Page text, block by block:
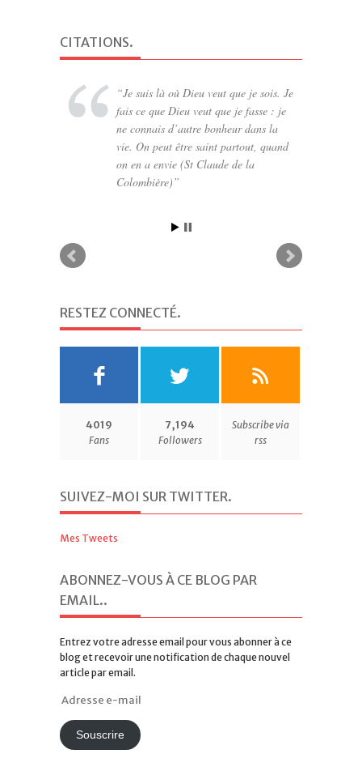
CITATIONS.
Je suis là où Dieu veut que je sois. Je
fais ce que Dieu veut que je fasse : je
ne connais d’autre bonheur dans la
vie. On peut être saint partout, quand
on en a envie (St Claude de la
Colombière)
RESTEZ CONNECTÉ.
4019
Fans
7,194
Followers
Subscribe via
rss
SUIVEZ-MOI SUR TWITTER.
Mes Tweets
ABONNEZ-VOUS À CE BLOG PAR
EMAIL..
Entrez votre adresse email pour vous abonner à ce
blog et recevoir une notification de chaque nouvel
article par email.
Adresse
mailSouscrire